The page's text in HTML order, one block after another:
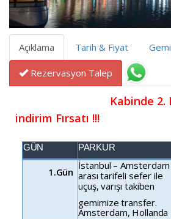
Açıklama Tarih & Fiyat Gemi
Rezervasyon Talep
indirim Fırsatı !!!
GÜN PARKUR
1.Gün
İstanbul – Amsterdam
arası tarifeli sefer ile
uçuş, varışı takiben
gemimize transfer.
Amsterdam, Hollanda